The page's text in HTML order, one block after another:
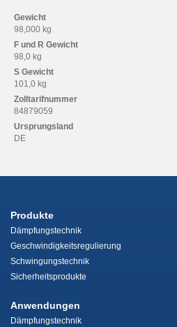
Gewicht
98,000 kg
F und R Gewicht
98,0 kg
S Gewicht
101,0 kg
Zolltarifnummer
84879059
Ursprungsland
DE
Produkte
Dämpfungstechnik
Geschwindigkeitsregulierung
Schwingungstechnik
Sicherheitsprodukte
Anwendungen
Dämpfungstechnik